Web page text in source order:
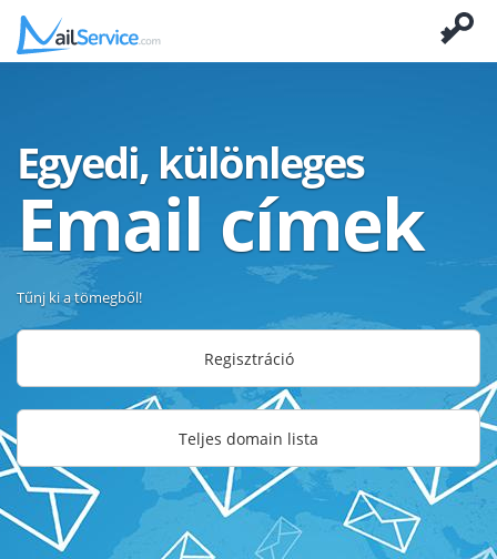
Egyedi, különleges
Email címek
Tűnj ki a tömegből!
Regisztráció
Teljes domain lista